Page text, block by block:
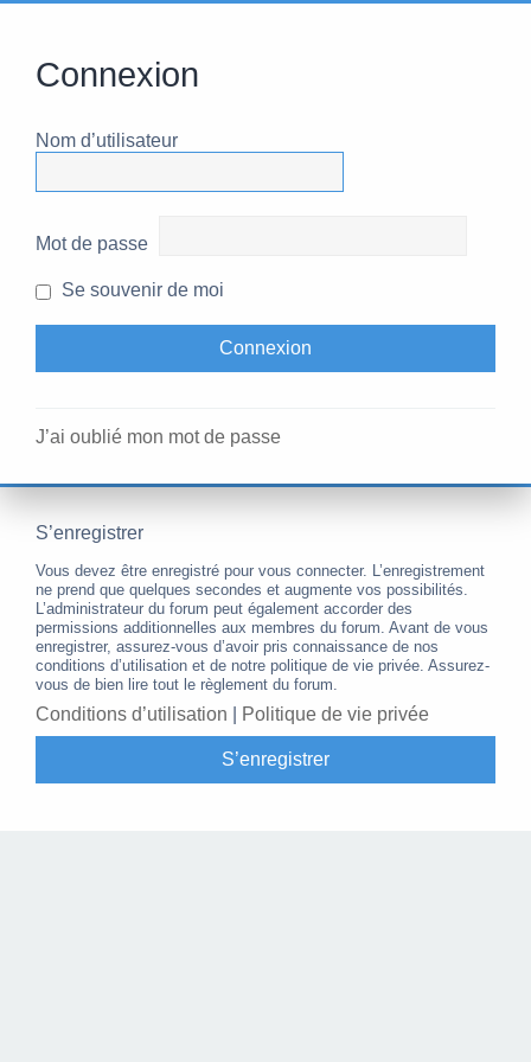
Connexion
Nom d’utilisateur
Mot de passe
Se souvenir de moi
J’ai oublié mon mot de passe
S’enregistrer
Vous devez être enregistré pour vous connecter. L’enregistrement
ne prend que quelques secondes et augmente vos possibilités.
L’administrateur du forum peut également accorder des
permissions additionnelles aux membres du forum. Avant de vous
enregistrer, assurez-vous d’avoir pris connaissance de nos
conditions d’utilisation et de notre politique de vie privée. Assurez-
vous de bien lire tout le règlement du forum.
Conditions d’utilisation Politique de vie privée
S’enregistrer